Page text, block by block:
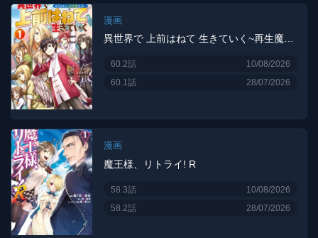
漫画
異世界で 上前はねて 生きていく~再生魔法使いのゆるふわ人材派遣生活~
60.2話 10/08/2026
60.1話 28/07/2026
漫画
魔王様、リトライ! R
58.3話 10/08/2026
58.2話 28/07/2026